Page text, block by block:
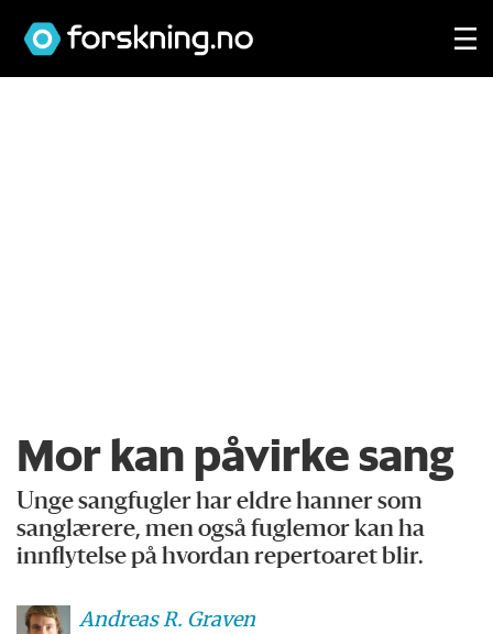
Mor kan påvirke sang
Unge sangfugler har eldre hanner som
sanglærere, men også fuglemor kan ha
innflytelse på hvordan repertoaret blir.
Andreas R. Graven